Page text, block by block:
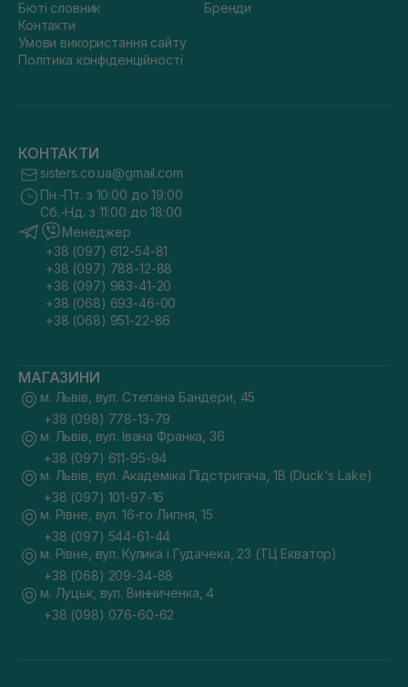
Бюті словник
Контакти
Умови використання сайту
Політика конфіденційності
Бренди
КОНТАКТИ
sisters.co.ua@gmail.com
Пн.-Пт. з 10:00 до 19:00
Сб.-Нд. з 11:00 до 18:00
Менеджер
+38 (097) 612-54-81
+38 (097) 788-12-88
+38 (097) 983-41-20
+38 (068) 693-46-00
+38 (068) 951-22-86
МАГАЗИНИ
м. Львів, вул. Степана Бандери, 45
+38 (098) 778-13-79
м. Львів, вул. Івана Франка, 36
+38 (097) 611-95-94
м. Львів, вул. Академіка Підстригача, 1В (Duck's Lake)
+38 (097) 101-97-16
м. Рівне, вул. 16-го Липня, 15
+38 (097) 544-61-44
м. Рівне, вул. Кулика і Гудачека, 23 (ТЦ Екватор)
+38 (068) 209-34-88
м. Луцьк, вул. Винниченка, 4
+38 (098) 076-60-62